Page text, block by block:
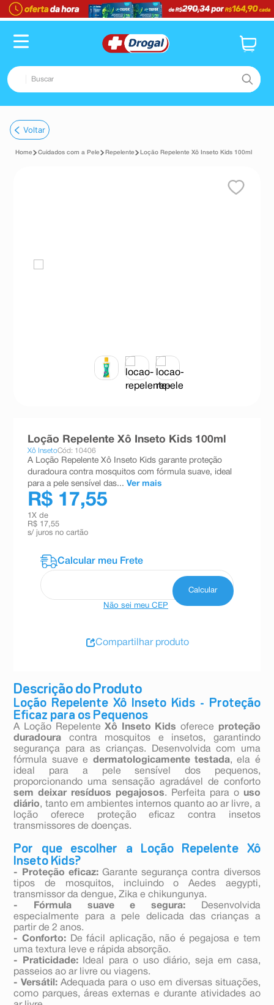
Buscar
1º fralda
pampers confort sec max
desodorante
Voltar
Cuidados com a Pele Repelente Loção Repelente Xô Inseto Kids 100ml
Descrição do Produto
Loção Repelente Xô Inseto Kids - Proteção
Eficaz para os Pequenos
A Loção RepelenteXô Inseto Kids oferece proteção
duradoura contra mosquitos e insetos, garantindo
segurança para as crianças. Desenvolvida com uma
fórmula suave e dermatologicamente testada, ela é
ideal para a pele sensível dos pequenos,
proporcionando uma sensação agradável de conforto
sem deixar resíduos pegajosos. Perfeita para ouso
diário, tanto em ambientes internos quanto ao ar livre, a
loção oferece proteção eficaz contra insetos
transmissores de doenças.
Por que escolher a Loção Repelente Xô
Inseto Kids?
- Proteção eficaz:Garante segurança contra diversos
tipos de mosquitos, incluindo o Aedes aegypti,
transmissor da dengue, Zika e chikungunya.
- Fórmula suave e segura:Desenvolvida
especialmente para a pele delicada das crianças a
partir de 2 anos.
- Conforto:De fácil aplicação, não é pegajosa e tem
uma textura leve e rápida absorção.
- Praticidade:Ideal para o uso diário, seja em casa,
passeios ao ar livre ou viagens.
- Versátil: Adequada para o uso em diversas situações,
como parques, áreas externas e durante atividades ao
Loção Repelente Xô Inseto Kids 100ml
Xô InsetoCód: 10406
A Loção Repelente Xô Inseto Kids garante proteção
duradoura contra mosquitos com fórmula suave, ideal
para a pele sensível das... Ver mais
R$ 17,55
1 X de
R$ 17,55
s/ juros no cartão
Não sei meu CEP
Compartilhar produto